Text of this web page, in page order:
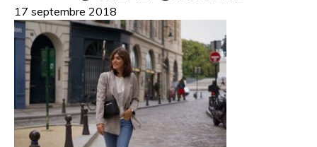
17 septembre 2018